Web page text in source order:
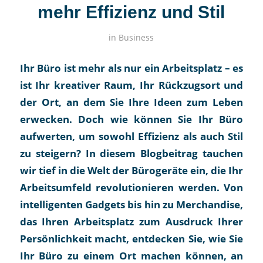
mehr Effizienz und Stil
in Business
Ihr Büro ist mehr als nur ein Arbeitsplatz – es
ist Ihr kreativer Raum, Ihr Rückzugsort und
der Ort, an dem Sie Ihre Ideen zum Leben
erwecken. Doch wie können Sie Ihr Büro
aufwerten, um sowohl Effizienz als auch Stil
zu steigern? In diesem Blogbeitrag tauchen
wir tief in die Welt der Bürogeräte ein, die Ihr
Arbeitsumfeld revolutionieren werden. Von
intelligenten Gadgets bis hin zu Merchandise,
das Ihren Arbeitsplatz zum Ausdruck Ihrer
Persönlichkeit macht, entdecken Sie, wie Sie
Ihr Büro zu einem Ort machen können, an